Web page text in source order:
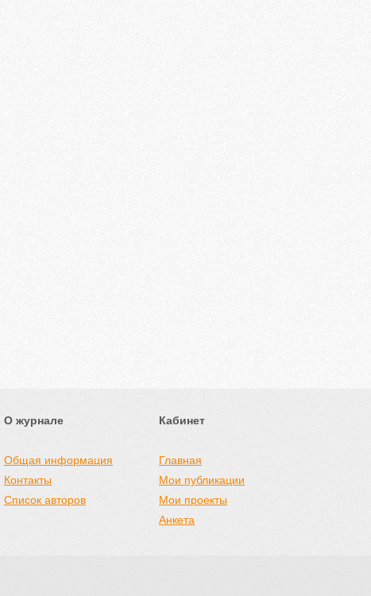
О журнале
Общая информация
Контакты
Список авторов
Кабинет
Главная
Мои публикации
Мои проекты
Анкета